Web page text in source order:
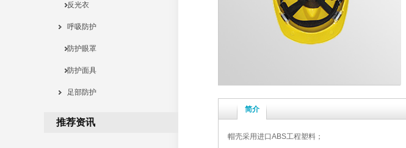
反光衣
呼吸防护
防护眼罩
防护面具
足部防护
推荐资讯
简介
帽壳采用进口ABS工程塑料；